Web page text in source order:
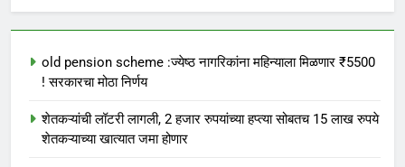
old pension scheme :ज्येष्ठ नागरिकांना महिन्याला मिळणार ₹5500
! सरकारचा मोठा निर्णय
शेतकऱ्यांची लॉटरी लागली, 2 हजार रुपयांच्या हप्त्या सोबतच 15 लाख रुपये
शेतकऱ्याच्या खात्यात जमा होणार